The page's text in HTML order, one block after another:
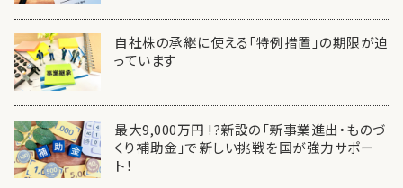
自社株の承継に使える「特例措置」の期限が迫
っています
最大9,000万円 !?新設の「新事業進出・ものづ
くり補助金」で新しい挑戦を国が強力サポー
ト！